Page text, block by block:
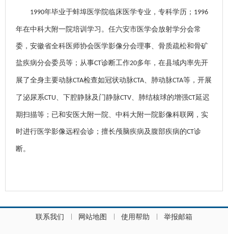
1990年毕业于蚌埠医学院临床医学专业，专科学历； 1996
年在中科大附一院培训学习。任六安市医学会放射学分会常
委，安徽省全科医师协会医学影像分会理事、骨质疏松和骨矿
盐疾病分会委员等；从事CT诊断工作20多年，在县域内率先开
展了全身主要动脉CTA检查如冠状动脉CTA、肺动脉CTA等，开展
了泌尿系CTU、下腔静脉及门静脉CTV、肺结核球的增强CT延迟
期扫描等；已和安医大附一院、中科大附一院影像科联网，实
时进行医学影像远程会诊；擅长颅脑疾病及腹部疾病的CT诊
断。
联系我们 网站地图 使用帮助 举报邮箱